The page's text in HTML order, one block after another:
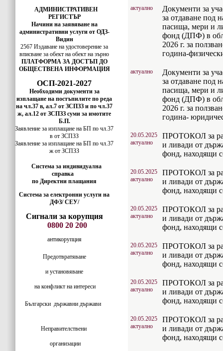
АДМИНИСТРАТИВЕН
РЕГИСТЪР
Начини на заявяване на
административни услуги от ОДЗ-
Видин
2567 Издаване на удостоверение за
вписванe за обект на обект на зърно
ПЛАТФОРМА ЗА ДОСТЪП ДО
ОБЩЕСТВЕНА ИНФОРМАЦИЯ
ОСП-2021-2027
Необходими документи за
изплащане на постъпилите по реда
на чл.37 в, ал.7 от ЗСПЗЗ и по чл.37
ж, ал.12 от ЗСПЗЗ суми за имотите
Б.П.
Заявление за изплащане на БП по чл.37
в от ЗСПЗЗ
Заявление за изплащане на БП по чл.37
ж от ЗСПЗЗ
Система за индивидуална
справка
по Директни плащания
Система за електронни услуги на
ДФЗ/ СЕУ/
Сигнали за корупция
0800 20 200
антикорупция
Предотвратяване
и установяване
на конфликт на интереси
Български държавни държави
Неправителствени
организации
актуално
Документи за
за отдаване под
пасища, мери и
фонд (ДПФ) в
2026 г. за
година-
актуално
Документи за
за отдаване под
пасища, мери и
фонд (ДПФ) в
2026 г. за
година-
20.05.2025
актуално
ПРОТОКОЛ за
и ливади от
фонд, находящи
20.05.2025
актуално
ПРОТОКОЛ за
и ливади от
фонд, находящи
20.05.2025
актуално
ПРОТОКОЛ за
и ливади от
фонд, находящи
20.05.2025
актуално
ПРОТОКОЛ за
и ливади от
фонд, находящи
20.05.2025
актуално
ПРОТОКОЛ за
и ливади от
фонд, находящи
20.05.2025
актуално
ПРОТОКОЛ за
и ливади от
фонд, находящи